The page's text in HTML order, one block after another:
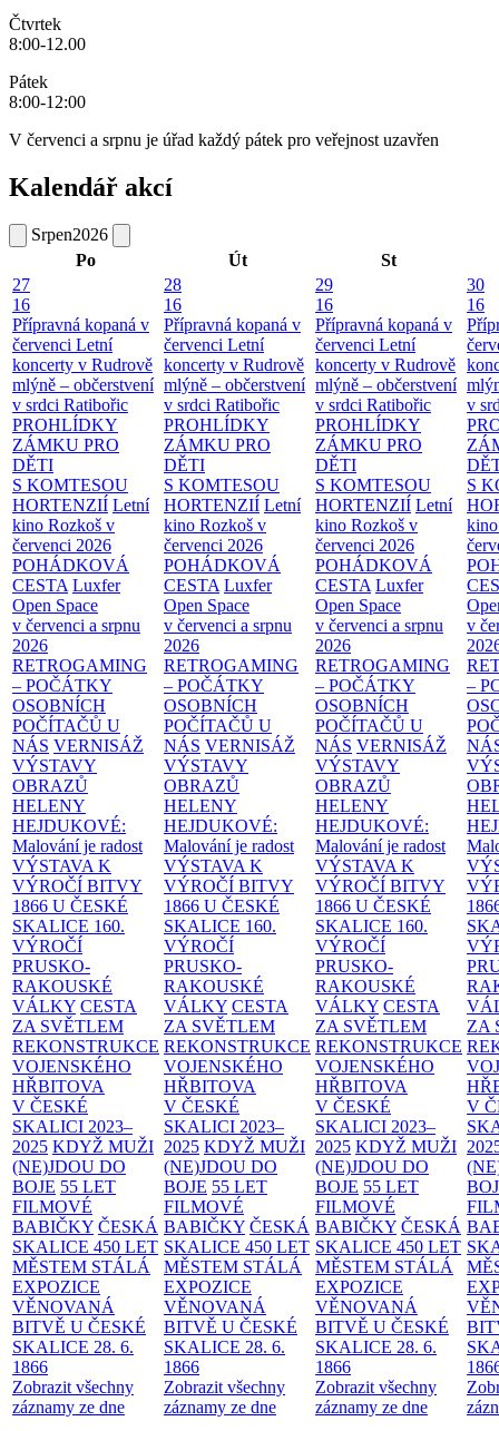
Čtvrtek
8:00-12.00
Pátek
8:00-12:00
V červenci a srpnu je úřad každý pátek pro veřejnost uzavřen
Kalendář akcí
Srpen2026
Po
Út
St
27
16
Přípravná kopaná v
červenci Letní
koncerty v Rudrově
mlýně – občerstvení
v srdci Ratibořic
PROHLÍDKY
ZÁMKU PRO
DĚTI
S KOMTESOU
HORTENZIÍ Letní
kino Rozkoš v
červenci 2026
POHÁDKOVÁ
CESTA Luxfer
Open Space
v červenci a srpnu
2026
RETROGAMING
– POČÁTKY
OSOBNÍCH
POČÍTAČŮ U
NÁS VERNISÁŽ
VÝSTAVY
OBRAZŮ
HELENY
HEJDUKOVÉ:
Malování je radost
VÝSTAVA K
VÝROČÍ BITVY
1866 U ČESKÉ
SKALICE 160.
VÝROČÍ
PRUSKO-
RAKOUSKÉ
VÁLKY CESTA
ZA SVĚTLEM
REKONSTRUKCE
VOJENSKÉHO
HŘBITOVA
V ČESKÉ
SKALICI 2023–
2025 KDYŽ MUŽI
(NE)JDOU DO
BOJE 55 LET
FILMOVÉ
BABIČKY ČESKÁ
SKALICE 450 LET
MĚSTEM STÁLÁ
EXPOZICE
VĚNOVANÁ
BITVĚ U ČESKÉ
SKALICE 28. 6.
1866
Zobrazit všechny
záznamy ze dne
28
16
Přípravná kopaná v
červenci Letní
koncerty v Rudrově
mlýně – občerstvení
v srdci Ratibořic
PROHLÍDKY
ZÁMKU PRO
DĚTI
S KOMTESOU
HORTENZIÍ Letní
kino Rozkoš v
červenci 2026
POHÁDKOVÁ
CESTA Luxfer
Open Space
v červenci a srpnu
2026
RETROGAMING
– POČÁTKY
OSOBNÍCH
POČÍTAČŮ U
NÁS VERNISÁŽ
VÝSTAVY
OBRAZŮ
HELENY
HEJDUKOVÉ:
Malování je radost
VÝSTAVA K
VÝROČÍ BITVY
1866 U ČESKÉ
SKALICE 160.
VÝROČÍ
PRUSKO-
RAKOUSKÉ
VÁLKY CESTA
ZA SVĚTLEM
REKONSTRUKCE
VOJENSKÉHO
HŘBITOVA
V ČESKÉ
SKALICI 2023–
2025 KDYŽ MUŽI
(NE)JDOU DO
BOJE 55 LET
FILMOVÉ
BABIČKY ČESKÁ
SKALICE 450 LET
MĚSTEM STÁLÁ
EXPOZICE
VĚNOVANÁ
BITVĚ U ČESKÉ
SKALICE 28. 6.
1866
Zobrazit všechny
záznamy ze dne
29
16
Přípravná kopaná v
červenci Letní
koncerty v Rudrově
mlýně – občerstvení
v srdci Ratibořic
PROHLÍDKY
ZÁMKU PRO
DĚTI
S KOMTESOU
HORTENZIÍ Letní
kino Rozkoš v
červenci 2026
POHÁDKOVÁ
CESTA Luxfer
Open Space
v červenci a srpnu
2026
RETROGAMING
– POČÁTKY
OSOBNÍCH
POČÍTAČŮ U
NÁS VERNISÁŽ
VÝSTAVY
OBRAZŮ
HELENY
HEJDUKOVÉ:
Malování je radost
VÝSTAVA K
VÝROČÍ BITVY
1866 U ČESKÉ
SKALICE 160.
VÝROČÍ
PRUSKO-
RAKOUSKÉ
VÁLKY CESTA
ZA SVĚTLEM
REKONSTRUKCE
VOJENSKÉHO
HŘBITOVA
V ČESKÉ
SKALICI 2023–
2025 KDYŽ MUŽI
(NE)JDOU DO
BOJE 55 LET
FILMOVÉ
BABIČKY ČESKÁ
SKALICE 450 LET
MĚSTEM STÁLÁ
EXPOZICE
VĚNOVANÁ
BITVĚ U ČESKÉ
SKALICE 28. 6.
1866
Zobrazit všechny
záznamy ze dne
30
16
v
S
v
–
ZA
V